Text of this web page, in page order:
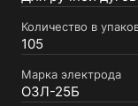
Количество в
105
Марка электрода
ОЗЛ-25Б